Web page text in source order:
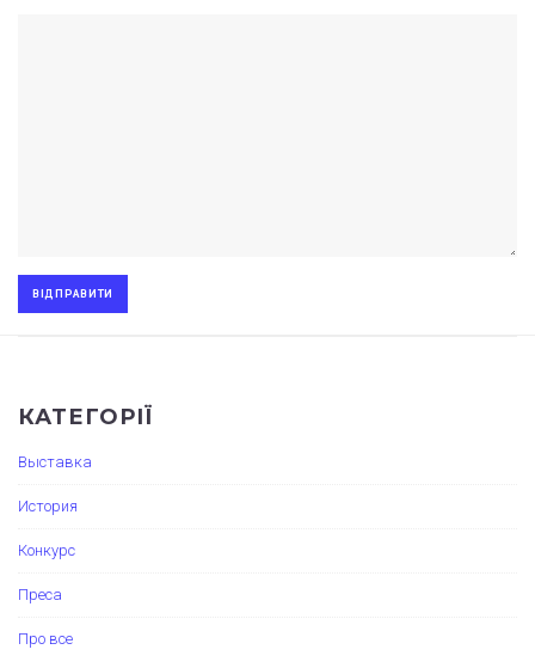
КАТЕГОРІЇ
Выставка
История
Конкурс
Преса
Про все